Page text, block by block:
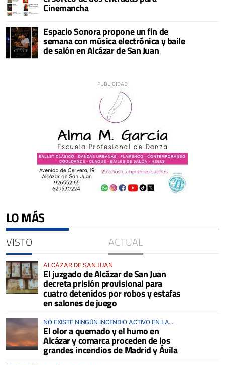
Cinemancha
Espacio Sonora propone un fin de
semana con música electrónica y baile
de salón en Alcázar de San Juan
LO MÁS
VISTO ACTUAL
ALCÁZAR DE SAN JUAN
El juzgado de Alcázar de San Juan
decreta prisión provisional para
cuatro detenidos por robos y estafas
en salones de juego
NO EXISTE NINGÚN INCENDIO ACTIVO EN LA
COMARCA
El olor a quemado y el humo en
Alcázar y comarca proceden de los
grandes incendios de Madrid y Ávila